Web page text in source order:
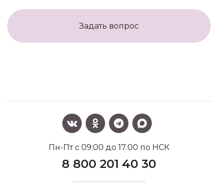
Задать вопрос
Пн-Пт с 09:00 до 17:00 по НСК
8 800 201 40 30